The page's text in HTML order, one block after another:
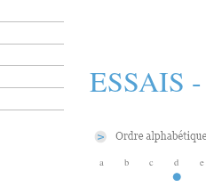
ESSAIS
a b c d e